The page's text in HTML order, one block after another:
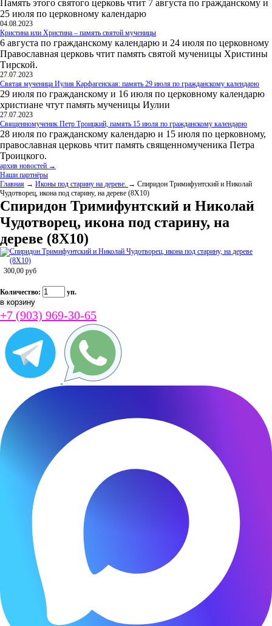
Память этого святого церковь чтит 7 августа по гражданскому и
25 июля по церковному календарю
04.08.2023
Кристина или Христина – память святой мученицы
6 августа по гражданскому календарю и 24 июля по церковному
Православная церковь чтит память святой мученицы Христины
Тирской.
27.07.2023
Святая мученица Иулия Карфагенская: память 29 июля по гражданскому календарю
29 июля по гражданскому и 16 июля по церковному календарю
христиане чтут память мученицы Иулии
27.07.2023
Священномученик Петр Троицкий, память 15 июля по гражданскому календарю
28 июля по гражданскому календарю и 15 июля по церковному,
православная церковь чтит память священномученика Петра
Троицкого.
архив новостей →
Наши партнёры
Главная → Иконы под старину на дереве. → Спиридон Тримифунтский и Николай
Чудотворец, икона под старину, на дереве (8Х10)
Спиридон Тримифунтский и Николай
Чудотворец, икона под старину, на
дереве (8Х10)
300,00 руб
Количество: уп.
+7 (903) 969-30-65